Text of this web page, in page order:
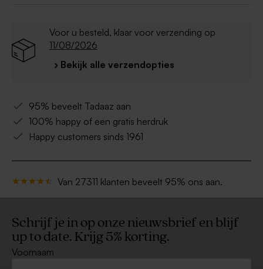
Voor u besteld, klaar voor verzending op
11/08/2026
› Bekijk alle verzendopties
95% beveelt Tadaaz aan
100% happy of een gratis herdruk
Happy customers sinds 1961
Van 27311 klanten beveelt 95% ons aan.
Schrijf je in op onze nieuwsbrief en blijf
up to date. Krijg 5% korting.
Voornaam